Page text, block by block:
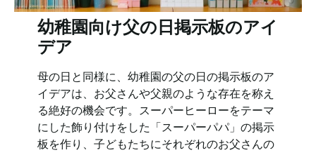
幼稚園向け父の日掲示板のアイ
デア
母の日と同様に、幼稚園の父の日の掲示板のア
イデアは、お父さんや父親のような存在を称え
る絶好の機会です。スーパーヒーローをテーマ
にした飾り付けをした「スーパーパパ」の掲示
板を作り、子どもたちにそれぞれのお父さんの